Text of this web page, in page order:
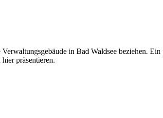
in Bad Waldsee beziehen. Ein
präsentieren.